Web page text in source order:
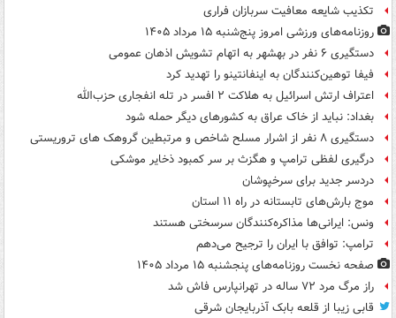
تکذیب شایعه معافیت سربازان فراری
روزنامه‌های ورزشی امروز پنج‌شنبه ۱۵ مرداد ۱۴۰۵
دستگیری ۶ نفر در بهشهر به اتهام تشویش اذهان عمومی
فیفا توهین‌کنندگان به اینفانتینو را تهدید کرد
اعتراف ارتش اسرائیل به هلاکت ۲ افسر در تله انفجاری حزب‌الله
بغداد: نباید از خاک عراق به کشورهای دیگر حمله شود
دستگیری ۸ نفر از اشرار مسلح شاخص و مرتبطین گروهک های تروریستی
درگیری لفظی ترامپ و هگزث بر سر کمبود ذخایر موشکی
دردسر جدید برای سرخپوشان
موج بارش‌های تابستانه در راه ۱۱ استان
ونس: ایرانی‌ها مذاکره‌کنندگان سرسختی هستند
ترامپ: توافق با ایران را ترجیح می‌دهم
صفحه نخست روزنامه‌های پنجشنبه ۱۵ مرداد ۱۴۰۵
راز مرگ مرد ۷۲ ساله در تهرانپارس فاش شد
قابی زیبا از قلعه بابک آذربایجان شرقی